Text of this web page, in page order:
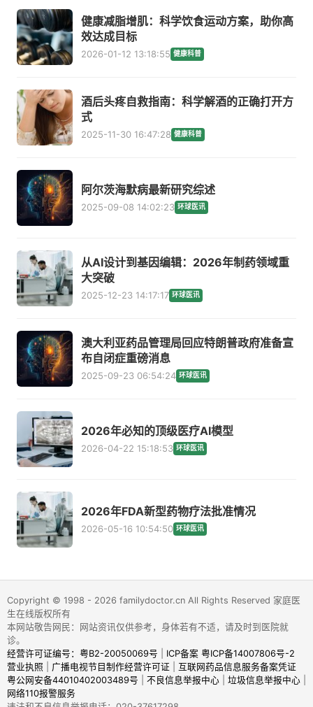
健康减脂增肌：科学饮食运动方案，助你高
效达成目标
2026-01-12 13:18:55 健康科普
酒后头疼自救指南：科学解酒的正确打开方
式
2025-11-30 16:47:28 健康科普
阿尔茨海默病最新研究综述
2025-09-08 14:02:23 环球医讯
从AI设计到基因编辑：2026年制药领域重
大突破
2025-12-23 14:17:17 环球医讯
澳大利亚药品管理局回应特朗普政府准备宣
布自闭症重磅消息
2025-09-23 06:54:24 环球医讯
2026年必知的顶级医疗AI模型
2026-04-22 15:18:53 环球医讯
2026年FDA新型药物疗法批准情况
2026-05-16 10:54:50 环球医讯
Copyright © 1998 - 2026 familydoctor.cn All Rights Reserved 家庭医
生在线版权所有
本网站敬告网民：网站资讯仅供参考，身体若有不适，请及时到医院就
诊。
经营许可证编号：粤B2-20050069号
ICP备案 粤ICP备14007806号-2
营业执照
广播电视节目制作经营许可证
互联网药品信息服务备案凭证
粤公网安备44010402003489号
不良信息举报中心| 垃圾信息举报中心|
网络110报警服务